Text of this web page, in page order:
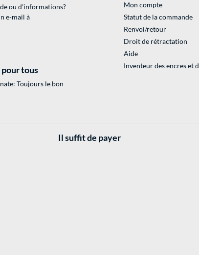
ou d'informations?
e-mail à
pour tous
Toujours le bon
Mon compte
Statut de la commande
Renvoi/retour
Droit de rétractation
Aide
Inventeur des encres et
Il suffit de payer